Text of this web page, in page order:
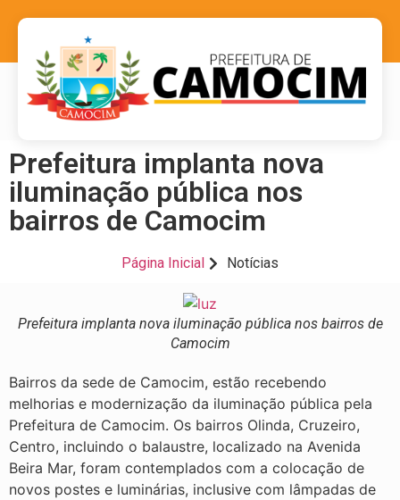
Prefeitura implanta nova
iluminação pública nos
bairros de Camocim
Página Inicial Notícias
Prefeitura implanta nova iluminação pública nos bairros de
Camocim
Bairros da sede de Camocim, estão recebendo
melhorias e modernização da iluminação pública pela
Prefeitura de Camocim. Os bairros Olinda, Cruzeiro,
Centro, incluindo o balaustre, localizado na Avenida
Beira Mar, foram contemplados com a colocação de
novos postes e luminárias, inclusive com lâmpadas de